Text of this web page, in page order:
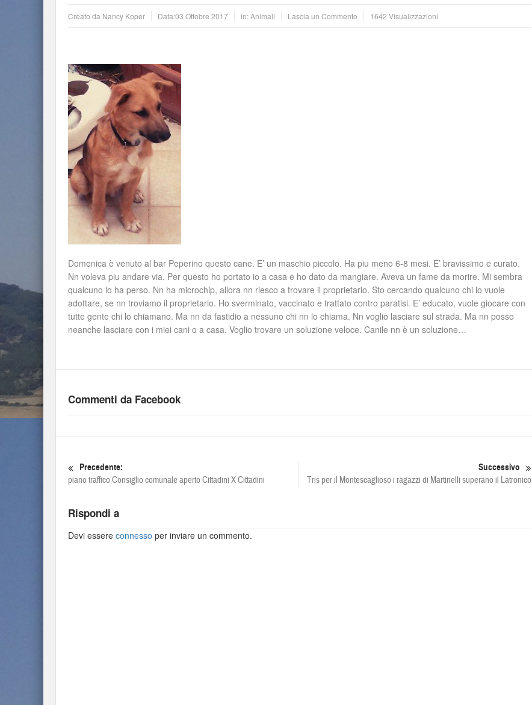
Creato da Nancy Koper Data:03 Ottobre 2017 in:Animali Lascia un Commento 1642 Visualizzazioni
Domenica è venuto al bar Peperino questo cane. E’ un maschio piccolo. Ha piu meno 6-8 mesi. E’ bravissimo e curato.
Nn voleva piu andare via. Per questo ho portato io a casa e ho dato da mangiare. Aveva un fame da morire. Mi sembra
qualcuno lo ha perso. Nn ha microchip, allora nn riesco a trovare il proprietario. Sto cercando qualcuno chi lo vuole
adottare, se nn troviamo il proprietario. Ho sverminato, vaccinato e trattato contro paratisi. E’ educato, vuole giocare con
tutte gente chi lo chiamano. Ma nn da fastidio a nessuno chi nn lo chiama. Nn voglio lasciare sul strada. Ma nn posso
neanche lasciare con i miei cani o a casa. Voglio trovare un soluzione veloce. Canile nn è un soluzione…
Commenti da Facebook
Precedente:
piano traffico Consiglio comunale aperto Cittadini X Cittadini
Successivo
Tris per il Montescaglioso i ragazzi di Martinelli superano il Latronico
Rispondi a
Devi essere connesso per inviare un commento.